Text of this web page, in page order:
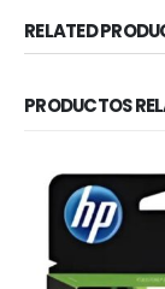
RELATED
PRODUCTOS